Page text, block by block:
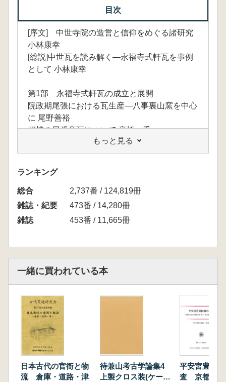
目次
[序文] 中世寺院の造営と信仰をめぐる諸研究
小林康幸
[総説]中世瓦を読み解く―永福寺式軒瓦を事例
として 小林康幸
第1部 永福寺式軒瓦の成立と展開
院政期尾張における瓦生産―八事裏山窯を中心
に 尾野善裕
相模の尾張産瓦について 髙橋 香
伊豆・願成就院跡と周辺遺跡の中世瓦―北条氏
本拠地の様相 池谷初恵
武蔵の永福寺式瓦―軒瓦と平・丸瓦などから
石川安司
常陸の永福寺式軒瓦とその周辺 比毛君男
第2部 武士の寺院造営と信仰
横須賀・満願寺の仏像と三浦一族―寺院創建と
中世武蔵武士と墳墓 落合義明
【コラム】学芸員と特別展―神奈川県立歴史博
物館 特別展「永福寺と鎌倉御家人」顛末記
渡邊浩貴
第3部 深化する中世瓦の研究
源姓足利氏の造寺活動と瓦 足立佳代
もっと見る
ランキング
総合
2,737番 / 124,819冊
雑誌・紀要
473番 / 14,280冊
雑誌
453番 / 11,665冊
一緒に買われている本
日本古代の官衙と物
流 倉庫・道路・津
待兼山考古学論集4
上製クロス装(ケース
平安宮豊楽
査 京都市中